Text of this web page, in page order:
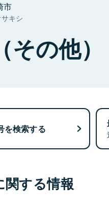
市
キシ
の他）
を検索する
関する情報